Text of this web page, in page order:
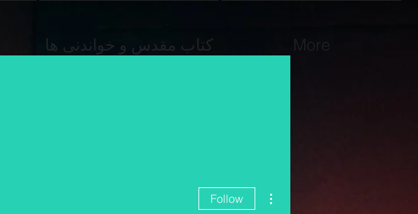
کتاب مقدس و خواندنی ها More
Follow